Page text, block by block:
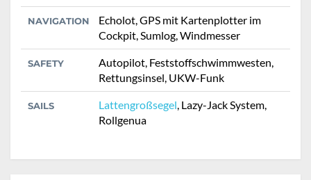
NAVIGATION
Echolot, GPS mit Kartenplotter im
Cockpit, Sumlog, Windmesser
SAFETY
Autopilot, Feststoffschwimmwesten,
Rettungsinsel, UKW-Funk
SAILS Lattengroßsegel , Lazy-Jack System,
Rollgenua